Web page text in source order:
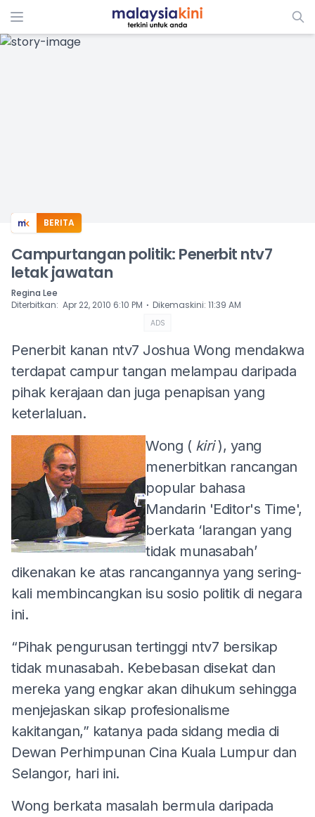
ADS
BERITA
Campurtangan politik: Penerbit ntv7
letak jawatan
Regina Lee
Diterbitkan: Apr 22, 2010 6:10 PM ⋅ Dikemaskini: 11:39 AM
ADS
Penerbit kanan ntv7 Joshua Wong mendakwa
terdapat campur tangan melampau daripada
pihak kerajaan dan juga penapisan yang
keterlaluan.
Wong ( kiri), yang
menerbitkan rancangan
popular bahasa
Mandarin 'Editor's Time',
berkata ‘larangan yang
tidak munasabah’
dikenakan ke atas rancangannya yang sering-
kali membincangkan isu sosio politik di negara
ini.
“Pihak pengurusan tertinggi ntv7 bersikap
tidak munasabah. Kebebasan disekat dan
mereka yang engkar akan dihukum sehingga
menjejaskan sikap profesionalisme
kakitangan,” katanya pada sidang media di
Dewan Perhimpunan Cina Kuala Lumpur dan
Selangor, hari ini.
Wong berkata masalah bermula daripada